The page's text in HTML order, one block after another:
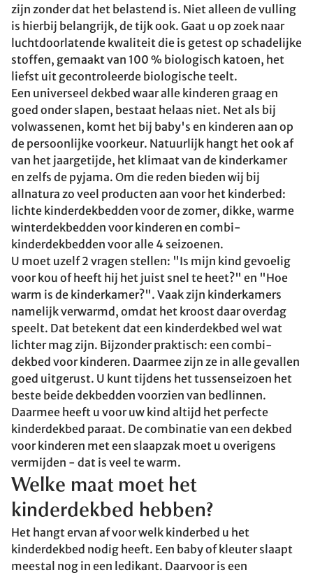
zijn zonder dat het belastend is. Niet alleen de vulling
is hierbij belangrijk, de tijk ook. Gaat u op zoek naar
luchtdoorlatende kwaliteit die is getest op schadelijke
stoffen, gemaakt van 100 % biologisch katoen, het
liefst uit gecontroleerde biologische teelt.
Een universeel dekbed waar alle kinderen graag en
goed onder slapen, bestaat helaas niet. Net als bij
volwassenen, komt het bij baby's en kinderen aan op
de persoonlijke voorkeur. Natuurlijk hangt het ook af
van het jaargetijde, het klimaat van de kinderkamer
en zelfs de pyjama. Om die reden bieden wij bij
allnatura zo veel producten aan voor het kinderbed:
lichte kinderdekbedden voor de zomer, dikke, warme
winterdekbedden voor kinderen en combi-
kinderdekbedden voor alle 4 seizoenen.
U moet uzelf 2 vragen stellen: "Is mijn kind gevoelig
voor kou of heeft hij het juist snel te heet?" en "Hoe
warm is de kinderkamer?". Vaak zijn kinderkamers
namelijk verwarmd, omdat het kroost daar overdag
speelt. Dat betekent dat een kinderdekbed wel wat
lichter mag zijn. Bijzonder praktisch: een combi-
dekbed voor kinderen. Daarmee zijn ze in alle gevallen
goed uitgerust. U kunt tijdens het tussenseizoen het
beste beide dekbedden voorzien van bedlinnen.
Daarmee heeft u voor uw kind altijd het perfecte
kinderdekbed paraat. De combinatie van een dekbed
voor kinderen met een slaapzak moet u overigens
vermijden - dat is veel te warm.
Welke maat moet het
kinderdekbed hebben?
Het hangt ervan af voor welk kinderbed u het
kinderdekbed nodig heeft. Een baby of kleuter slaapt
meestal nog in een ledikant. Daarvoor is een